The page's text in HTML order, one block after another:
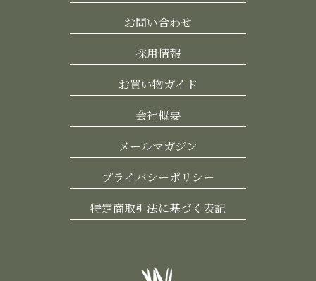
お問い合わせ
採用情報
お買い物ガイド
会社概要
メールマガジン
プライバシーポリシー
特定商取引法に基づく表記